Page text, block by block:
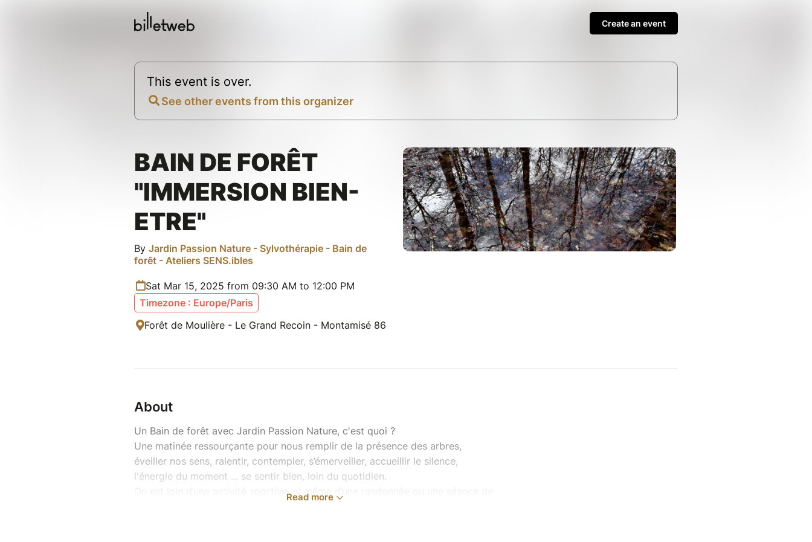
Create an event
This event is over.
See other events from this organizer
BAIN DE FORÊT
"IMMERSION BIEN-
ETRE"
By Jardin Passion Nature - Sylvothérapie - Bain de
forêt - Ateliers SENS.ibles
Sat Mar 15, 2025 from 09:30 AM to 12:00 PM
Timezone : Europe/Paris
Forêt de Moulière - Le Grand Recoin - Montamisé 86
About
Un Bain de forêt avec Jardin Passion Nature, c'est quoi ?
Une matinée ressourçante pour nous remplir de la présence des arbres,
éveiller nos sens, ralentir, contempler, s’émerveiller, accueillir le silence,
l'énergie du moment ... se sentir bien, loin du quotidien.
On est loin d’une activité sportive, ni même d’une randonnée ou une séance de
Read more